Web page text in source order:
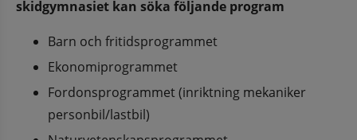
skidgymnasiet kan söka följande program
Barn och fritidsprogrammet
Ekonomiprogrammet
Fordonsprogrammet (inriktning mekaniker
personbil/lastbil)